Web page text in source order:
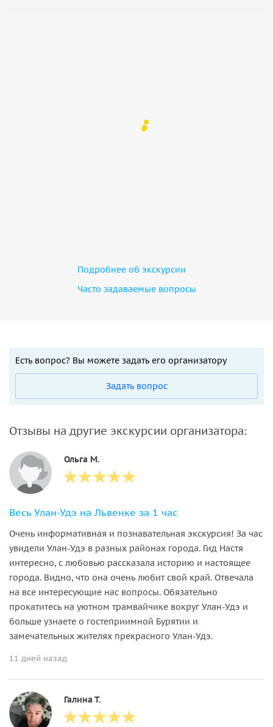
Подробнее об экскурсии
Часто задаваемые вопросы
Есть вопрос? Вы можете задать его организатору
Задать вопрос
Отзывы на другие экскурсии организатора:
Ольга М.
Весь Улан-Удэ на Львенке за 1 час
Очень информативная и познавательная экскурсия! За час
увидели Улан-Удэ в разных районах города. Гид Настя
интересно, с любовью рассказала историю и настоящее
города. Видно, что она очень любит свой край. Отвечала
на все интересующие нас вопросы. Обязательно
прокатитесь на уютном трамвайчике вокруг Улан-Удэ и
больше узнаете о гостеприимной Бурятии и
замечательных жителях прекрасного Улан-Удэ.
11 дней назад
Галина Т.